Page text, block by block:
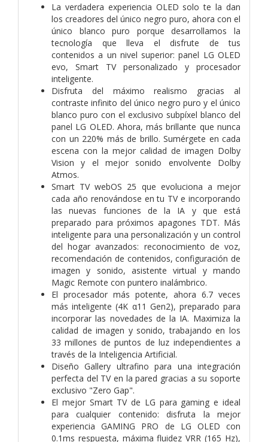
La verdadera experiencia OLED solo te la dan
los creadores del único negro puro, ahora con el
único blanco puro porque desarrollamos la
tecnología que lleva el disfrute de tus
contenidos a un nivel superior: panel LG OLED
evo, Smart TV personalizado y procesador
inteligente.
Disfruta del máximo realismo gracias al
contraste infinito del único negro puro y el único
blanco puro con el exclusivo subpíxel blanco del
panel LG OLED. Ahora, más brillante que nunca
con un 220% más de brillo. Sumérgete en cada
escena con la mejor calidad de imagen Dolby
Vision y el mejor sonido envolvente Dolby
Atmos.
Smart TV webOS 25 que evoluciona a mejor
cada año renovándose en tu TV e incorporando
las nuevas funciones de la IA y que está
preparado para próximos apagones TDT. Más
inteligente para una personalización y un control
del hogar avanzados: reconocimiento de voz,
recomendación de contenidos, configuración de
imagen y sonido, asistente virtual y mando
Magic Remote con puntero inalámbrico.
El procesador más potente, ahora 6.7 veces
más inteligente (4K α11 Gen2), preparado para
incorporar las novedades de la IA. Maximiza la
calidad de imagen y sonido, trabajando en los
33 millones de puntos de luz independientes a
través de la Inteligencia Artificial.
Diseño Gallery ultrafino para una integración
perfecta del TV en la pared gracias a su soporte
exclusivo "Zero Gap".
El mejor Smart TV de LG para gaming e ideal
para cualquier contenido: disfruta la mejor
experiencia GAMING PRO de LG OLED con
0.1ms respuesta, máxima fluidez VRR (165 Hz),